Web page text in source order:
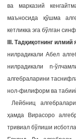
ва марказий
маъносида қўшма
кетликка эга бўлган
III. Тадқиқотнинг илмий
нилрадикали Абел
нилрадикали n-
алгебраларини
нол-филиформ ва
Лейбниц
ҳамда Вирасоро
тривиал бўлиши